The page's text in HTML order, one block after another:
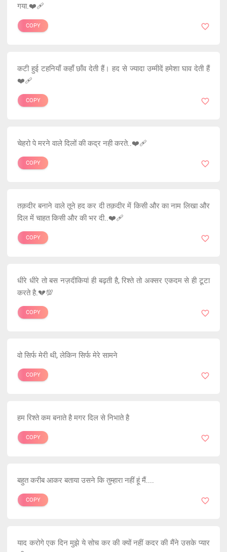
गया.❤️‍🩹
COPY
कटी हुई टहनियाँ कहाँ छाँव देती हैं। हद से ज्यादा उम्मीदें हमेशा घाव देती हैं
❤️‍🩹
COPY
चेहरो पे मरने वाले दिलों की कद्र नही करते..❤️‍🩹
COPY
तक़दीर बनाने वाले तूने हद कर दी तक़दीर में किसी और का नाम लिखा और
दिल में चाहत किसी और की भर दी..❤️‍🩹
COPY
धीरे धीरे तो बस नज़दीकियां ही बढ़ती है, रिश्ते तो अक्सर एकदम से ही टूटा
करते है.💔💯
COPY
वो सिर्फ मेरी थी, लेकिन सिर्फ मेरे सामने
COPY
हम रिश्ते कम बनाते है मगर दिल से निभाते है
COPY
बहुत करीब आकर बताया उसने कि तुम्हारा नहीं हूं मैं....
COPY
याद करोगे एक दिन मुझे ये सोच कर की क्यों नहीं कदर की मैंने उसके प्यार